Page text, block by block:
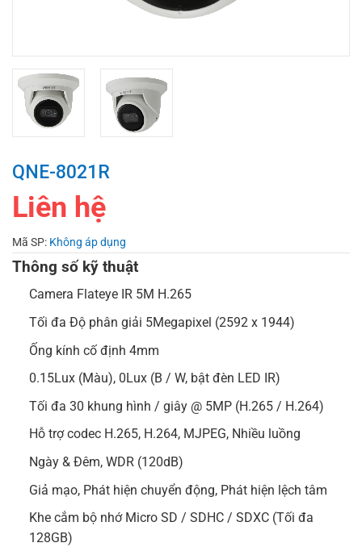
QNE-8021R
Liên hệ
Mã SP: Không áp dụng
Thông số kỹ thuật
Camera Flateye IR 5M H.265
Tối đa Độ phân giải 5Megapixel (2592 x 1944)
Ống kính cố định 4mm
0.15Lux (Màu), 0Lux (B / W, bật đèn LED IR)
Tối đa 30 khung hình / giây @ 5MP (H.265 / H.264)
Hỗ trợ codec H.265, H.264, MJPEG, Nhiều luồng
Ngày & Đêm, WDR (120dB)
Giả mạo, Phát hiện chuyển động, Phát hiện lệch tâm
Khe cắm bộ nhớ Micro SD / SDHC / SDXC (Tối đa
128GB)